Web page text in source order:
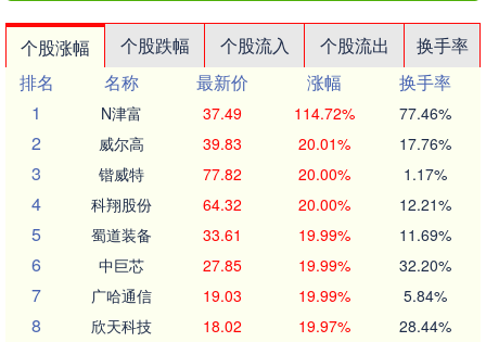
个股涨幅 个股跌幅 个股流入 个股流出
换手率
排名
名称 最新价 涨幅
换手率
1
N津富 37.49 114.72% 77.46%
2 威尔高 39.83 20.01% 17.76%
3 锴威特 77.82 20.00% 1.17%
4 科翔股份 64.32 20.00% 12.21%
5 蜀道装备 33.61 19.99% 11.69%
6 中巨芯 27.85 19.99% 32.20%
7 广哈通信 19.03 19.99% 5.84%
8 欣天科技 18.02 19.97% 28.44%